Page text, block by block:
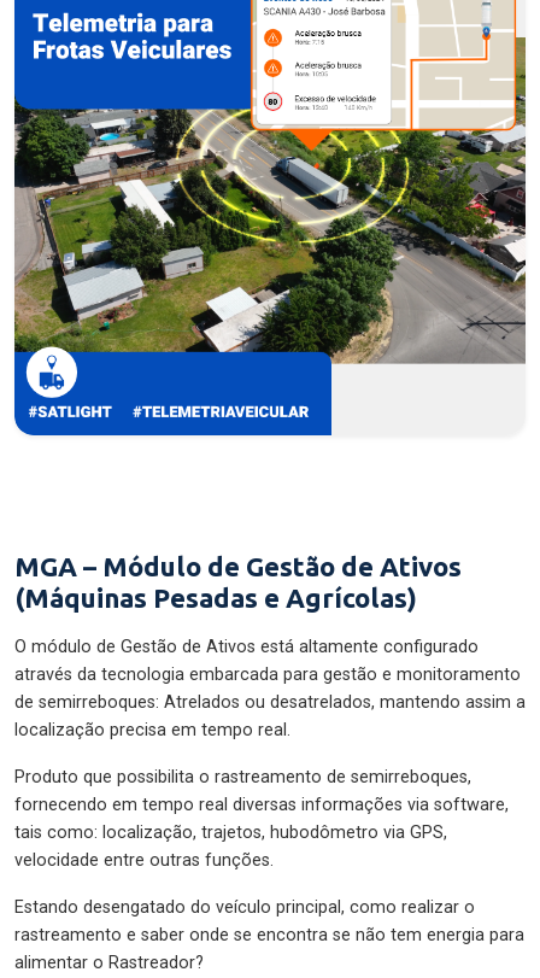
MGA – Módulo de Gestão de Ativos
(Máquinas Pesadas e Agrícolas)
O módulo de Gestão de Ativos está altamente configurado
através da tecnologia embarcada para gestão e monitoramento
de semirreboques: Atrelados ou desatrelados, mantendo assim a
localização precisa em tempo real.
Produto que possibilita o rastreamento de semirreboques,
fornecendo em tempo real diversas informações via software,
tais como: localização, trajetos, hubodômetro via GPS,
velocidade entre outras funções.
Estando desengatado do veículo principal, como realizar o
rastreamento e saber onde se encontra se não tem energia para
alimentar o Rastreador?